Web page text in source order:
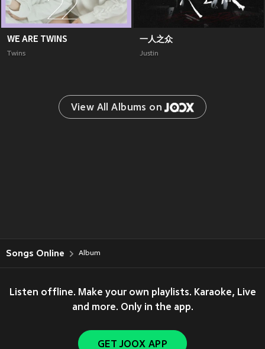
WE ARE TWINS
Twins
一人之众
Justin
View All Albums on
Songs Online Album
Listen offline. Make your own playlists. Karaoke, Live
and more. Only in the app.
GET JOOX APP